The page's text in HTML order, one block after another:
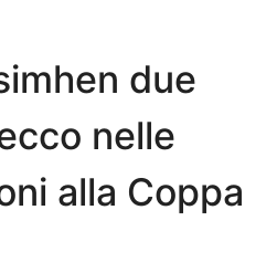
due
nelle
alla Coppa